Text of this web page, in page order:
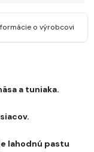
o výrobcovi
a tuniaka.
lahodnú pastu